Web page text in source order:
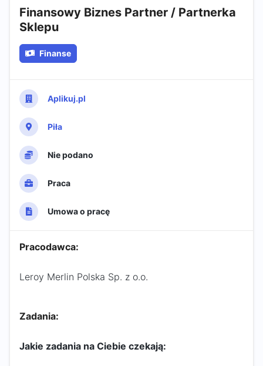
Finansowy Biznes Partner / Partnerka
Sklepu
Finanse
Aplikuj.pl
Piła
Nie podano
Praca
Umowa o pracę
Pracodawca:
Leroy Merlin Polska Sp. z o.o.
Zadania:
Jakie zadania na Ciebie czekają: